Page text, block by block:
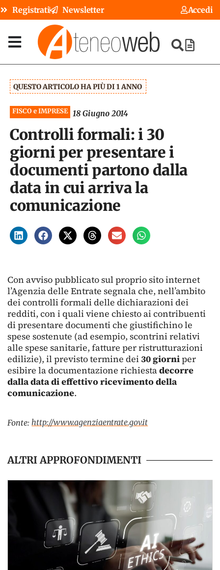
Registrati Newsletter Accedi
QUESTO ARTICOLO HA PIÙ DI 1 ANNO
FISCO e IMPRESE 18 Giugno 2014
Controlli formali: i 30
giorni per presentare i
documenti partono dalla
data in cui arriva la
comunicazione
Con avviso pubblicato sul proprio sito internet
l’Agenzia delle Entrate segnala che, nell’ambito
dei controlli formali delle dichiarazioni dei
redditi, con i quali viene chiesto ai contribuenti
di presentare documenti che giustifichino le
spese sostenute (ad esempio, scontrini relativi
alle spese sanitarie, fatture per ristrutturazioni
edilizie), il previsto termine dei 30 giorniper
esibire la documentazione richiestadecorre
dalla data di effettivo ricevimento della
comunicazione.
Fonte: http://www.agenziaentrate.gov.it
ALTRI APPROFONDIMENTI